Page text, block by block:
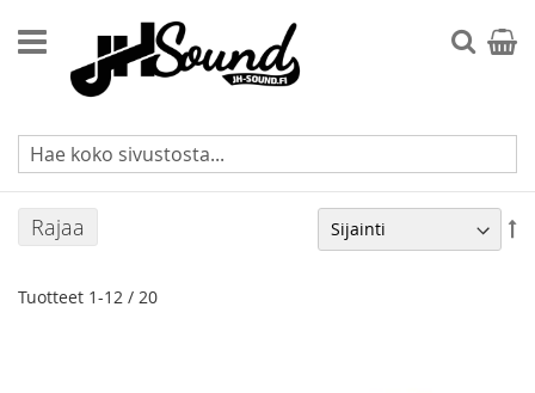
to
Content
15"
Rajaa
Tuotteet 1-12 / 20